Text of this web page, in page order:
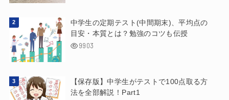
中学生の定期テスト(中間期末)、平均点の
目安・本質とは？勉強のコツも伝授
9903
【保存版】中学生がテストで100点取る方
法を全部解説！Part1